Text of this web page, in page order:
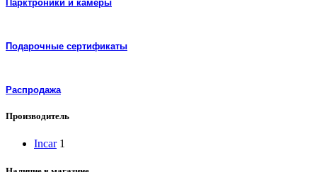
Парктроники и камеры
Подарочные сертификаты
Распродажа
Производитель
Incar 1